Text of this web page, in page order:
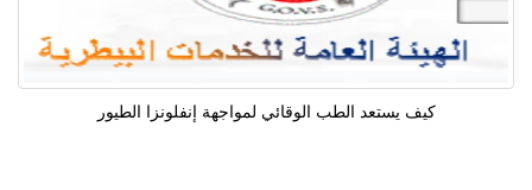
كيف يستعد الطب الوقائي لمواجهة إنفلونزا الطيور